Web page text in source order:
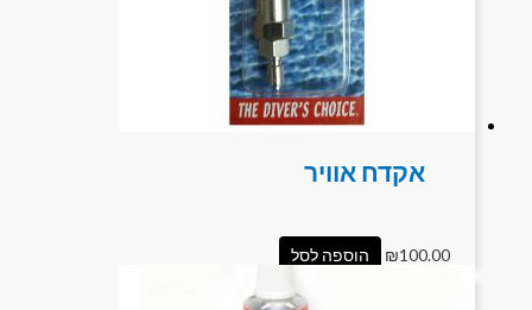
אקדח אוויר
₪100.00 הוספה לסל